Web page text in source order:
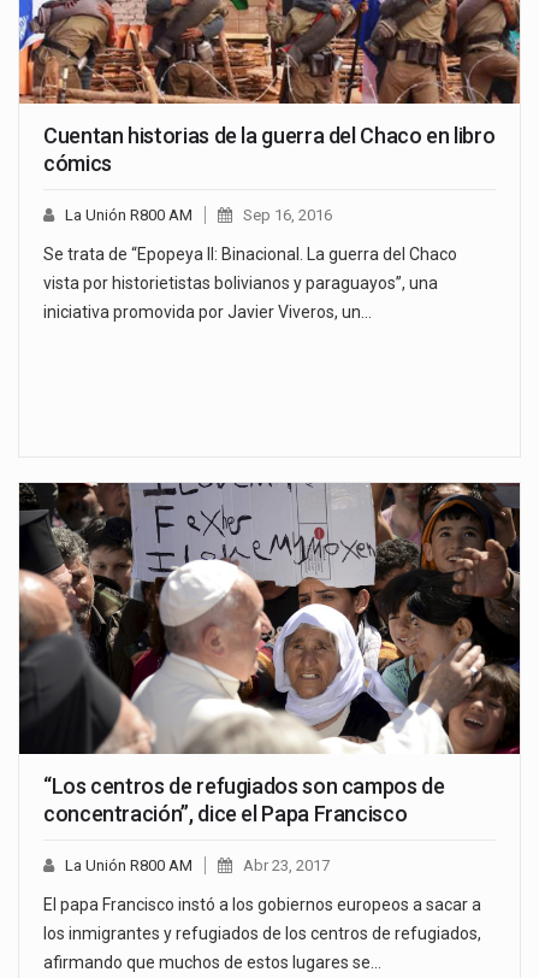
Cuentan historias de la guerra del Chaco en libro
cómics
La Unión R800 AM Sep 16, 2016
Se trata de “Epopeya II: Binacional. La guerra del Chaco
vista por historietistas bolivianos y paraguayos”, una
iniciativa promovida por Javier Viveros, un…
“Los centros de refugiados son campos de
concentración”, dice el Papa Francisco
La Unión R800 AM Abr 23, 2017
El papa Francisco instó a los gobiernos europeos a sacar a
los inmigrantes y refugiados de los centros de refugiados,
afirmando que muchos de estos lugares se…